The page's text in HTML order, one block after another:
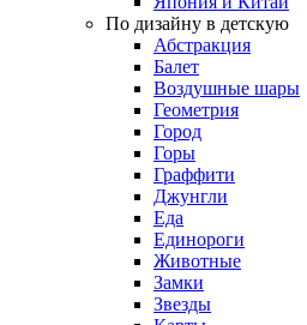
По дизайну в детскую
Абстракция
Балет
Воздушные шары
Геометрия
Город
Горы
Граффити
Джунгли
Еда
Единороги
Животные
Замки
Звезды